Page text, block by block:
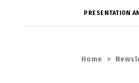
PRESENTATION
Home >